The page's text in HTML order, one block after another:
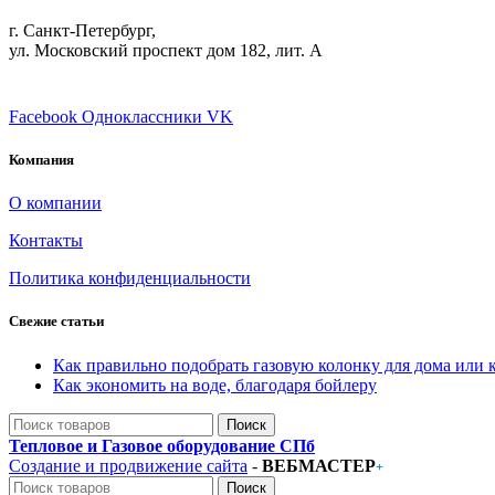
г. Санкт-Петербург,
ул. Московский проспект дом 182, лит. А
Facebook Одноклассники VK
Компания
О компании
Контакты
Политика конфиденциальности
Свежие статьи
Как правильно подобрать газовую колонку для дома или
Как экономить на воде, благодаря бойлеру
Поиск
Тепловое и Газовое оборудование СПб
Создание и продвижение сайта - ВЕБМАСТЕР+
Поиск